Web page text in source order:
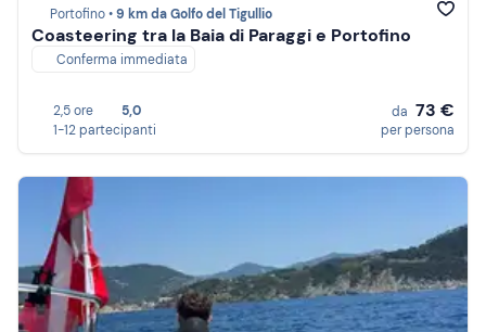
Portofino •9 km da Golfo del Tigullio
Coasteering tra la Baia di Paraggi e Portofino
Conferma immediata
2,5 ore
5,0
1-12 partecipanti
da 73 €
per persona